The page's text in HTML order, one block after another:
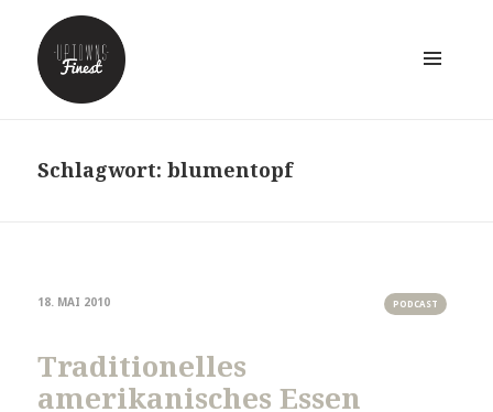
Schlagwort:blumentopf
18. MAI 2010 PODCAST
Traditionelles
amerikanisches Essen